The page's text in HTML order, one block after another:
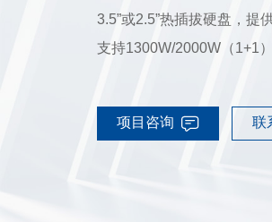
3.5”或2.5”热插拔硬盘，提
支持1300W/2000W（1+1
项目咨询 联